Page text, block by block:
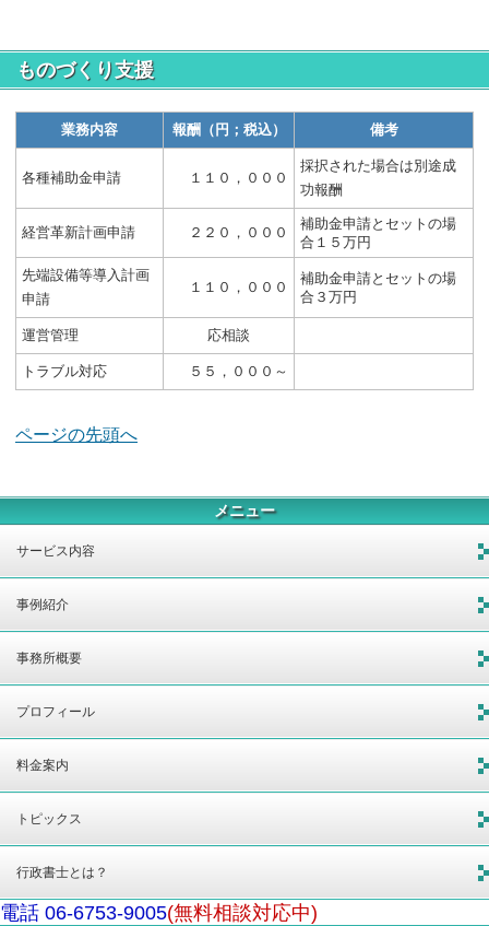
ものづくり支援
業務内容 報酬（円；税込） 備考
各種補助金申請 １１０，０００
採択された場合は別途成
功報酬
経営革新計画申請 ２２０，０００
補助金申請とセットの場
合１５万円
先端設備等導入計画
申請
１１０，０００
補助金申請とセットの場
合３万円
運営管理 応相談
トラブル対応 ５５，０００～
ページの先頭へ
メニュー
サービス内容
事例紹介
事務所概要
プロフィール
料金案内
トピックス
行政書士とは？
電話 06-6753-9005(無料相談対応中)